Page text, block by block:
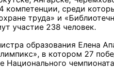
компетенции, среди
труда» и
участие 238 человек.
образования Елена
в котором 27
Национального